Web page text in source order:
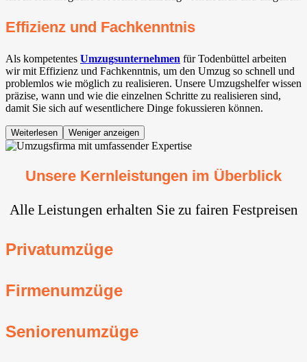
Effizienz und Fachkenntnis
Als kompetentes Umzugsunternehmen für Todenbüttel arbeiten
wir mit Effizienz und Fachkenntnis, um den Umzug so schnell und
problemlos wie möglich zu realisieren. Unsere Umzugshelfer wissen
präzise, wann und wie die einzelnen Schritte zu realisieren sind,
damit Sie sich auf wesentlichere Dinge fokussieren können.
Weiterlesen Weniger anzeigen
Unsere Kernleistungen im Überblick
Alle Leistungen erhalten Sie zu fairen Festpreisen
Privatumzüge
Firmenumzüge
Seniorenumzüge